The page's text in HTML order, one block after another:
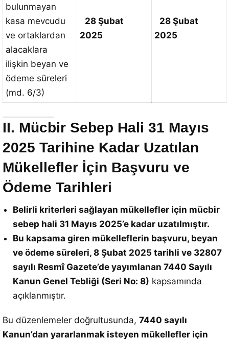
bulunmayan
kasa mevcudu
ve ortaklardan
alacaklara
ilişkin beyan ve
ödeme süreleri
(md. 6/3)
28 Şubat
2025
28 Şubat
2025
II. Mücbir Sebep Hali 31 Mayıs
2025 Tarihine Kadar Uzatılan
Mükellefler İçin Başvuru ve
Ödeme Tarihleri
Belirli kriterleri sağlayan mükellefler için mücbir
sebep hali 31 Mayıs 2025’e kadar uzatılmıştır.
Bu kapsama giren mükelleflerin başvuru, beyan
ve ödeme süreleri, 8 Şubat 2025 tarihli ve 32807
sayılı Resmî Gazete’de yayımlanan 7440 Sayılı
Kanun Genel Tebliği (Seri No: 8) kapsamında
açıklanmıştır.
Bu düzenlemeler doğrultusunda, 7440 sayılı
Kanun’dan yararlanmak isteyen mükellefler için